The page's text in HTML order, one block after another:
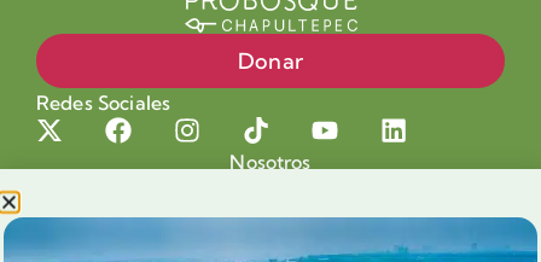
Donar
Redes Sociales
Nosotros
Nuestra Causa